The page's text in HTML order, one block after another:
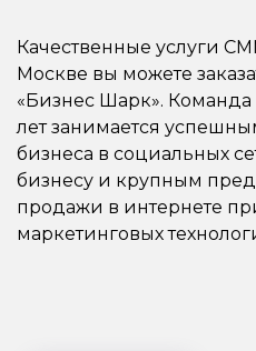
Качественные услуги
Москве вы можете
«Бизнес Шарк».
лет занимается
бизнеса в социальных
бизнесу и крупным
продажи в интернете
маркетинговых